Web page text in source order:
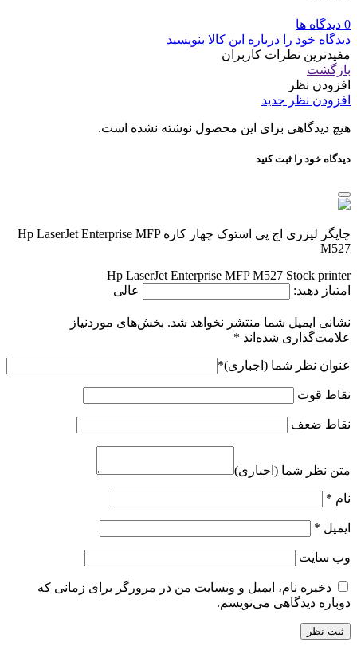
0 دیدگاه ها
دیدگاه خود را درباره این کالا بنویسید
مفیدترین نظرات کاربران
بازگشت
افزودن نظر
افزودن نظر جدید
هیچ دیدگاهی برای این محصول نوشته نشده است.
دیدگاه خود را ثبت کنید
چاپگر لیزری اچ پی استوک چهار کاره Hp LaserJet Enterprise MFP
M527
Hp LaserJet Enterprise MFP M527 Stock printer
امتیاز دهید:
عالی
نشانی ایمیل شما منتشر نخواهد شد. بخش‌های موردنیاز
علامت‌گذاری شده‌اند *
عنوان نظر شما (اجباری)*
نقاط قوت
نقاط ضعف
متن نظر شما (اجباری)
نام *
ایمیل *
وب‌ سایت
ذخیره نام، ایمیل و وبسایت من در مرورگر برای زمانی که
دوباره دیدگاهی می‌نویسم.